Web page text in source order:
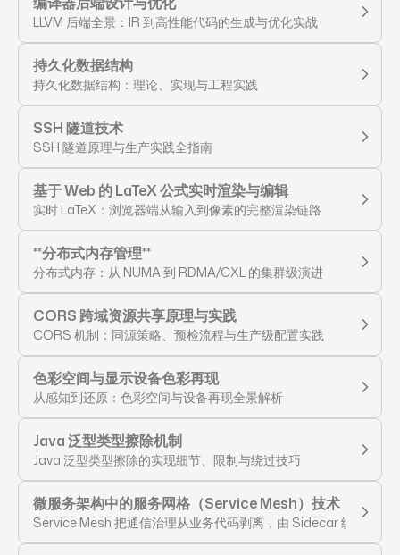
LLVM 后端全景：IR 到高性能代码的生成与优化实战
持久化数据结构
持久化数据结构：理论、实现与工程实践
SSH 隧道技术
SSH 隧道原理与生产实践全指南
基于 Web 的 LaTeX 公式实时渲染与编辑
实时 LaTeX：浏览器端从输入到像素的完整渲染链路
**分布式内存管理**
分布式内存：从 NUMA 到 RDMA/CXL 的集群级演进
CORS 跨域资源共享原理与实践
CORS 机制：同源策略、预检流程与生产级配置实践
色彩空间与显示设备色彩再现
从感知到还原：色彩空间与设备再现全景解析
Java 泛型类型擦除机制
Java 泛型类型擦除的实现细节、限制与绕过技巧
微服务架构中的服务网格（Service Mesh）技术
Service Mesh 把通信治理从业务代码剥离，由 Sidecar 统一完成